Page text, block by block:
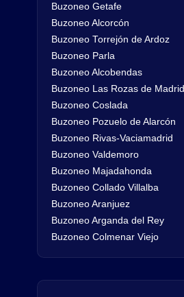
Buzoneo Getafe
Buzoneo Alcorcón
Buzoneo Torrejón de Ardoz
Buzoneo Parla
Buzoneo Alcobendas
Buzoneo Las Rozas de Madrid
Buzoneo Coslada
Buzoneo Pozuelo de Alarcón
Buzoneo Rivas-Vaciamadrid
Buzoneo Valdemoro
Buzoneo Majadahonda
Buzoneo Collado Villalba
Buzoneo Aranjuez
Buzoneo Arganda del Rey
Buzoneo Colmenar Viejo